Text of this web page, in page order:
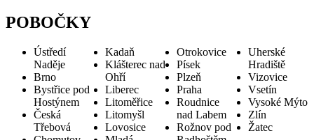
POBOČKY
Ústředí
Naděje
Brno
Bystřice pod
Hostýnem
Česká
Třebová
Kadaň
Klášterec nad
Ohří
Liberec
Litoměřice
Litomyšl
Lovosice
Otrokovice
Písek
Plzeň
Praha
Roudnice
nad Labem
Rožnov pod
Uherské
Hradiště
Vizovice
Vsetín
Vysoké Mýto
Zlín
Žatec